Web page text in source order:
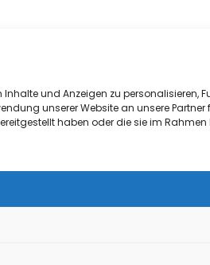
Inhalte und Anzeigen zu
unserer Website an unsere
haben oder die sie im